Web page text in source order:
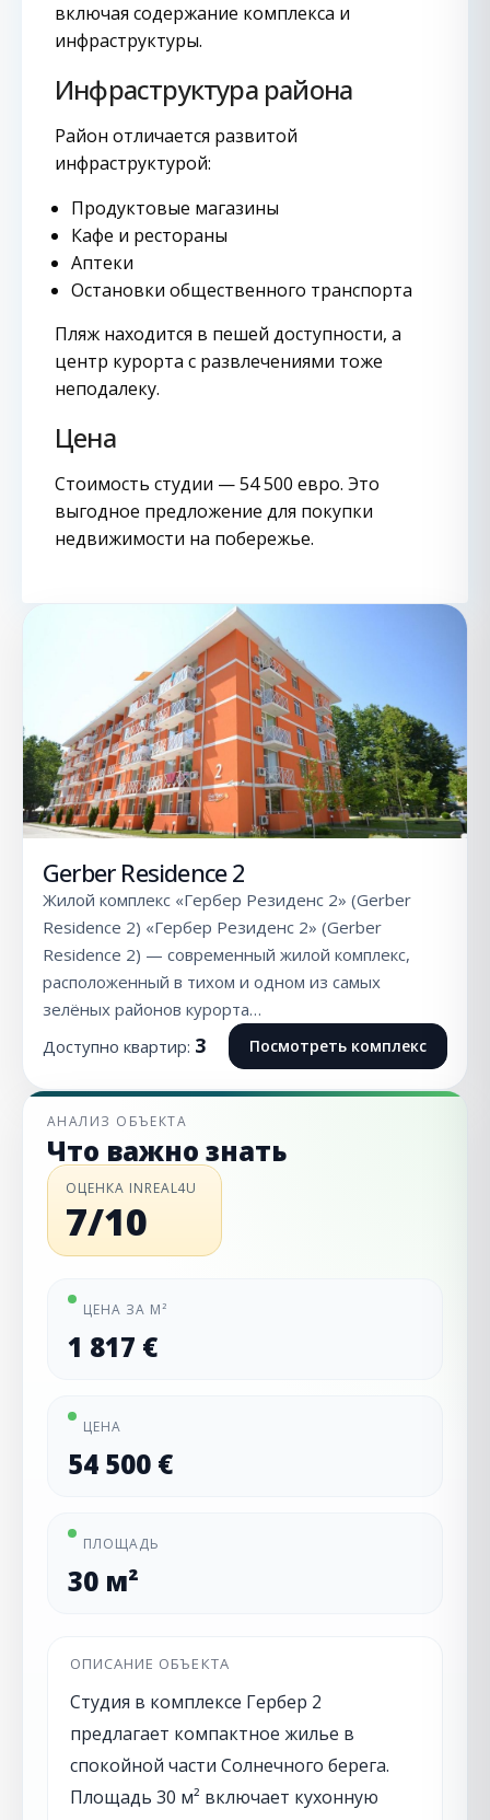
включая содержание комплекса и
инфраструктуры.
Инфраструктура района
Район отличается развитой
инфраструктурой:
Продуктовые магазины
Кафе и рестораны
Аптеки
Остановки общественного транспорта
Пляж находится в пешей доступности, а
центр курорта с развлечениями тоже
неподалеку.
Цена
Стоимость студии — 54 500 евро. Это
выгодное предложение для покупки
недвижимости на побережье.
Gerber Residence 2
Жилой комплекс «Гербер Резиденс 2» (Gerber
Residence 2) «Гербер Резиденс 2» (Gerber
Residence 2) — современный жилой комплекс,
расположенный в тихом и одном из самых
зелёных районов курорта…
Доступно квартир: 3 Посмотреть комплекс
АНАЛИЗ ОБЪЕКТА
Что важно знать
ОЦЕНКА INREAL4U
7/10
ЦЕНА ЗА М²
1 817 €
ЦЕНА
54 500 €
ПЛОЩАДЬ
30 м²
ОПИСАНИЕ ОБЪЕКТА
Студия в комплексе Гербер 2
предлагает компактное жилье в
спокойной части Солнечного берега.
Площадь 30 м² включает кухонную